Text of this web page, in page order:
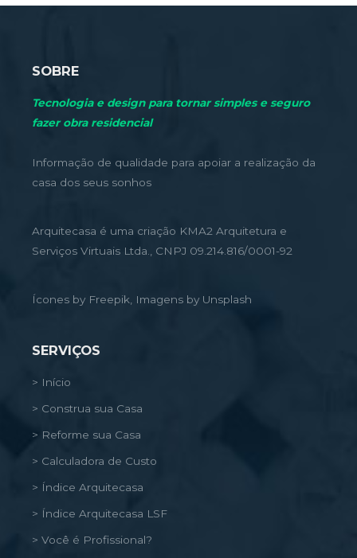
SOBRE
Tecnologia e design para tornar simples e seguro
fazer obra residencial
Informação de qualidade para apoiar a realização da
casa dos seus sonhos
Arquitecasa é uma criação KMA2 Arquitetura e
Serviços Virtuais Ltda., CNPJ 09.214.816/0001-92
Ícones by Freepik, Imagens by Unsplash
SERVIÇOS
> Início
> Construa sua Casa
> Reforme sua Casa
> Calculadora de Custo
> Índice Arquitecasa
> Índice Arquitecasa LSF
> Você é Profissional?